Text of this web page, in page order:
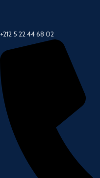
+212 5 22 44 68 02